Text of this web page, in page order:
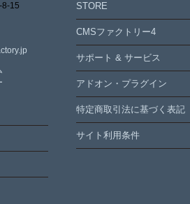
8-15
STORE
CMSファクトリー4
サポート & サービス
アドオン・プラグイン
特定商取引法に基づく表記
サイト利用条件